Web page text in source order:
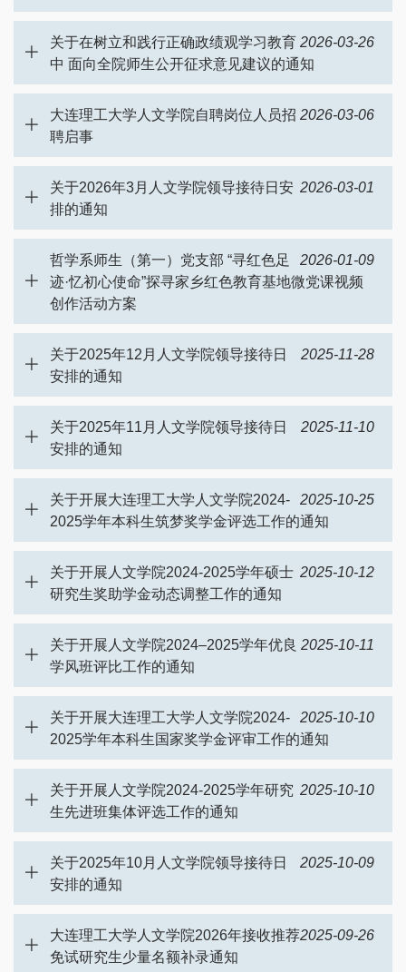
2026-03-26
关于在树立和践行正确政绩观学习教育
中 面向全院师生公开征求意见建议的通知
2026-03-06
大连理工大学人文学院自聘岗位人员招
聘启事
2026-03-01
关于2026年3月人文学院领导接待日安
排的通知
2026-01-09
哲学系师生（第一）党支部 “寻红色足
迹·忆初心使命”探寻家乡红色教育基地微党课视频
创作活动方案
2025-11-28
关于2025年12月人文学院领导接待日
安排的通知
2025-11-10
关于2025年11月人文学院领导接待日
安排的通知
2025-10-25
关于开展大连理工大学人文学院2024-
2025学年本科生筑梦奖学金评选工作的通知
2025-10-12
关于开展人文学院2024-2025学年硕士
研究生奖助学金动态调整工作的通知
2025-10-11
关于开展人文学院2024–2025学年优良
学风班评比工作的通知
2025-10-10
关于开展大连理工大学人文学院2024-
2025学年本科生国家奖学金评审工作的通知
2025-10-10
关于开展人文学院2024-2025学年研究
生先进班集体评选工作的通知
2025-10-09
关于2025年10月人文学院领导接待日
安排的通知
2025-09-26
大连理工大学人文学院2026年接收推荐
免试研究生少量名额补录通知